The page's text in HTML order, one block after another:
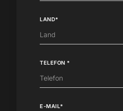
LAND*
TELEFON *
E-MAIL*